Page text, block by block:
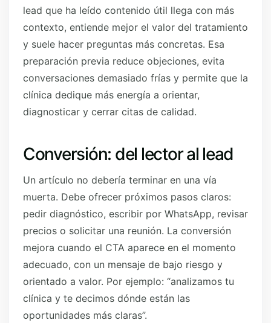
lead que ha leído contenido útil llega con más
contexto, entiende mejor el valor del tratamiento
y suele hacer preguntas más concretas. Esa
preparación previa reduce objeciones, evita
conversaciones demasiado frías y permite que la
clínica dedique más energía a orientar,
diagnosticar y cerrar citas de calidad.
Conversión: del lector al lead
Un artículo no debería terminar en una vía
muerta. Debe ofrecer próximos pasos claros:
pedir diagnóstico, escribir por WhatsApp, revisar
precios o solicitar una reunión. La conversión
mejora cuando el CTA aparece en el momento
adecuado, con un mensaje de bajo riesgo y
orientado a valor. Por ejemplo: “analizamos tu
clínica y te decimos dónde están las
oportunidades más claras”.